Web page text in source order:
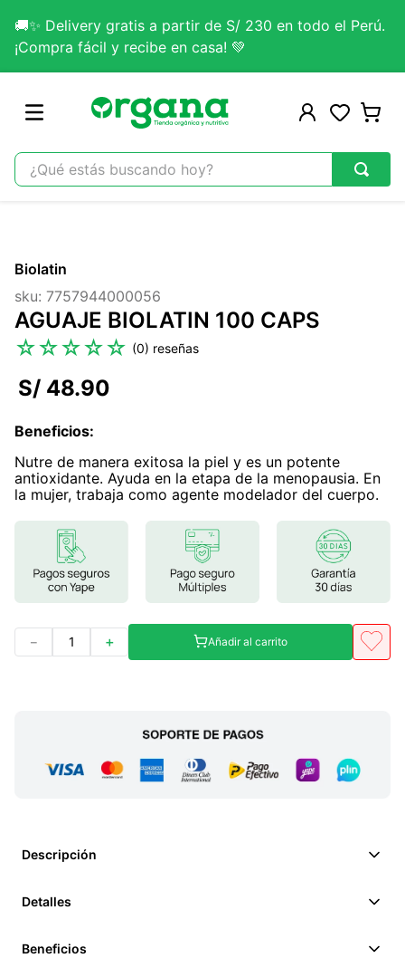
🚚✨ Delivery gratis a partir de S/ 230 en todo el Perú.
¡Compra fácil y recibe en casa! 💚
¿Qué estás buscando hoy?
2.
citrato magnesio
3.
colageno
kefir
6
melena leon
7.
lab nutrition
8.
magnesio
9.
stevia
10. proteina
Biolatin
sku: 7757944000056
AGUAJE BIOLATIN 100 CAPS
☆☆☆☆☆ (0)
S/ 48.90
Beneficios:
Nutre de manera exitosa la piel y es un potente
antioxidante. Ayuda en la etapa de la menopausia. En
la mujer, trabaja como agente modelador del cuerpo.
＋
－ Añadir al carrito
Descripción
Detalles
Beneficios